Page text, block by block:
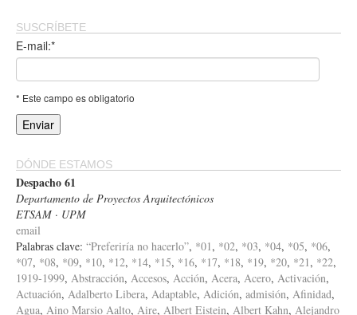
SUSCRÍBETE
E-mail:*
* Este campo es obligatorio
DÓNDE ESTAMOS
Despacho 61
Departamento de Proyectos Arquitectónicos
ETSAM · UPM
email
Palabras clave: “Preferiría no hacerlo”, *01 , *02, *03, *04, *05, *06,
*07, *08, *09, *10, *12, *14, *15, *16, *17, *18, *19, *20, *21 , *22,
1919-1999, Abstracción, Accesos, Acción, Acera, Acero, Activación,
Actuación, Adalberto Libera, Adaptable, Adición, admisión, Afinidad,
Agua, Aino Marsio Aalto, Aire, Albert Eistein, Albert Kahn, Alejandro